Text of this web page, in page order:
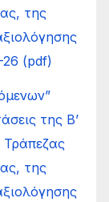
της
(pdf)
της Β’
της